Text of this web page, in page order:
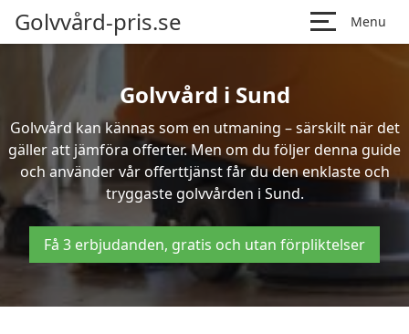
Golvvård-pris.se Menu
Golvvård i Sund
Golvvård kan kännas som en utmaning – särskilt när det
gäller att jämföra offerter. Men om du följer denna guide
och använder vår offerttjänst får du den enklaste och
tryggaste golvvården i Sund.
Få 3 erbjudanden, gratis och utan förpliktelser